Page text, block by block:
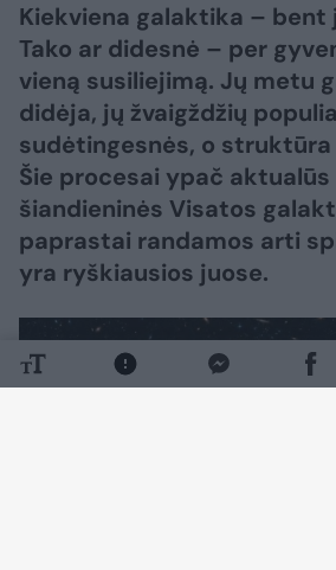
Kiekviena galaktika – bent
Tako ar didesnė – per
vieną susiliejimą. Jų metu
didėja, jų žvaigždžių
sudėtingesnės, o struktūra
Šie procesai ypač
šiandieninės Visatos
paprastai randamos arti
yra ryškiausios juose.